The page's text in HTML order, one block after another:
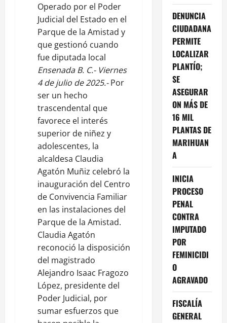
Operado por el Poder
Judicial del Estado en el
Parque de la Amistad y
que gestionó cuando
fue diputada local
Ensenada B. C.- Viernes
4 de julio de 2025.-Por
ser un hecho
trascendental que
favorece el interés
superior de niñez y
adolescentes, la
alcaldesa Claudia
Agatón Muñiz celebró la
inauguración del Centro
de Convivencia Familiar
en las instalaciones del
Parque de la Amistad.
Claudia Agatón
reconoció la disposición
del magistrado
Alejandro Isaac Fragozo
López, presidente del
Poder Judicial, por
sumar esfuerzos que
DENUNCIA
CIUDADANA
PERMITE
LOCALIZAR
PLANTÍO;
SE
ASEGURAR
ON MÁS DE
16 MIL
PLANTAS DE
MARIHUAN
A
INICIA
PROCESO
PENAL
CONTRA
IMPUTADO
POR
FEMINICIDI
O
AGRAVADO
FISCALÍA
GENERAL